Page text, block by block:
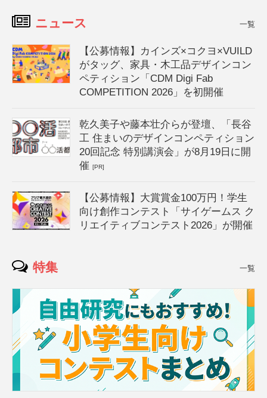
ニュース 一覧
【公募情報】カインズ×コクヨ×VUILD
がタッグ、家具・木工品デザインコン
ペティション「CDM Digi Fab
COMPETITION 2026」を初開催
乾久美子や藤本壮介らが登壇、「長谷
工 住まいのデザインコンペティション
20回記念 特別講演会」が8月19日に開
催[PR]
【公募情報】大賞賞金100万円！学生
向け創作コンテスト「サイゲームス ク
リエイティブコンテスト2026」が開催
特集 一覧